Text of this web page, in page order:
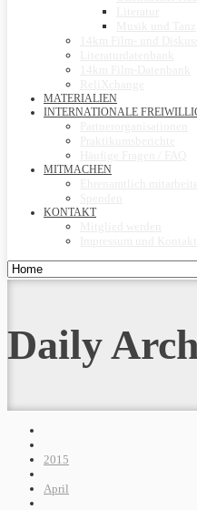
MATERIALIEN
INTERNATIONALE
MITMACHEN
KONTAKT
Daily
2015
April